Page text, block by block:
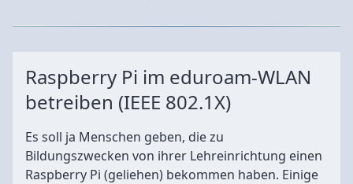
Raspberry Pi im eduroam-WLAN
betreiben (IEEE 802.1X)
Es soll ja Menschen geben, die zu
Bildungszwecken von ihrer Lehreinrichtung einen
Raspberry Pi (geliehen) bekommen haben. Einige